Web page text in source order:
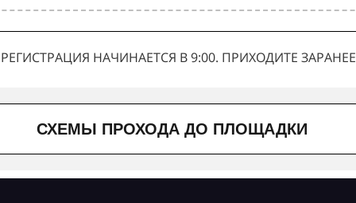
РЕГИСТРАЦИЯ НАЧИНАЕТСЯ В 9:00. ПРИХОДИТЕ ЗАРАНЕЕ
СХЕМЫ ПРОХОДА ДО ПЛОЩАДКИ